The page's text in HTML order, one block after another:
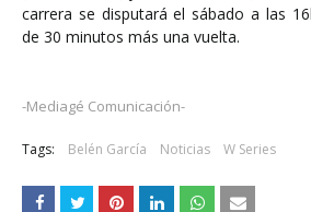
carrera se disputará el sábado a las
de 30 minutos más una vuelta.
-Mediagé Comunicación-
Tags: Belén García Noticias W Series